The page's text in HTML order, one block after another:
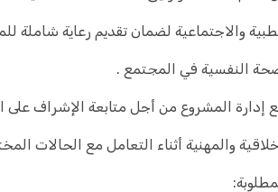
والاجتماعية لضمان تقديم رعاية شاملة
النفسية في المجتمع .
إدارة المشروع من أجل متابعة الإشراف على
والمهنية أثناء التعامل مع الحالات